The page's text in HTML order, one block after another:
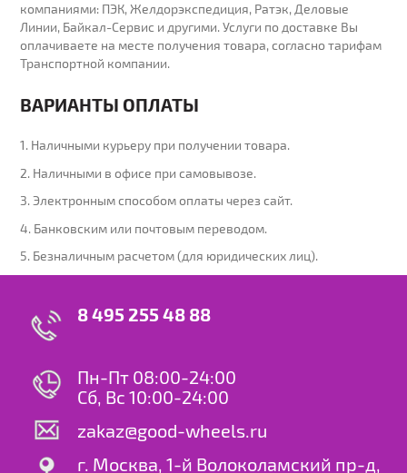
компаниями: ПЭК, Желдорэкспедиция, Ратэк, Деловые
Линии, Байкал-Сервис и другими. Услуги по доставке Вы
оплачиваете на месте получения товара, согласно тарифам
Транспортной компании.
ВАРИАНТЫ ОПЛАТЫ
1. Наличными курьеру при получении товара.
2. Наличными в офисе при самовывозе.
3. Электронным способом оплаты через сайт.
4. Банковским или почтовым переводом.
5. Безналичным расчетом (для юридических лиц).
8 495 255 48 88
Пн-Пт 08:00-24:00
Сб, Вс 10:00-24:00
zakaz@good-wheels.ru
г. Москва, 1-й Волоколамский пр-д,